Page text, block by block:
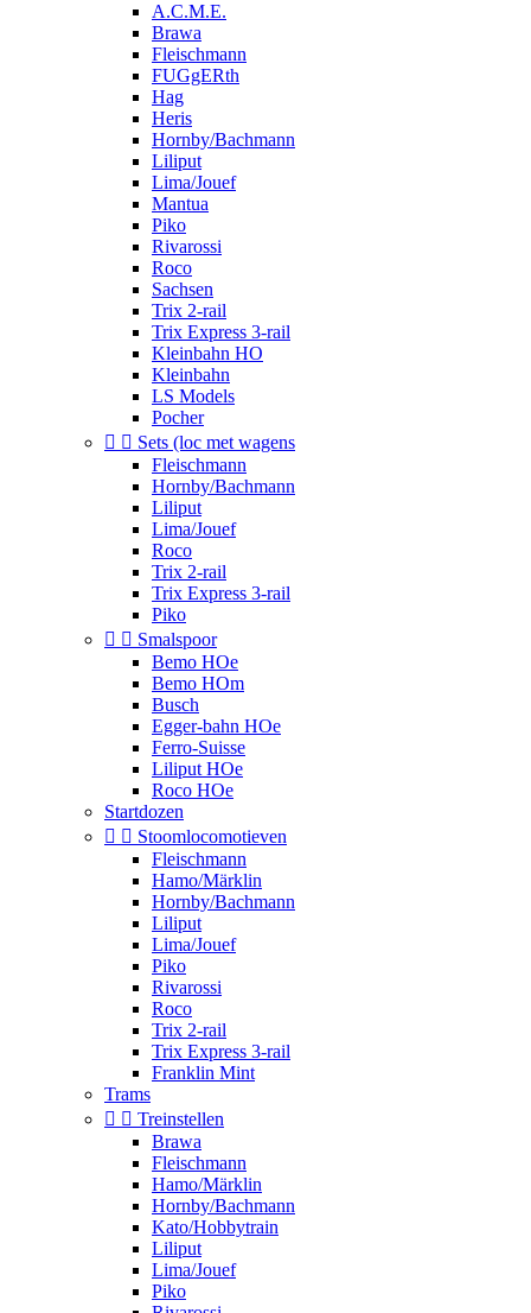
A.C.M.E.
Brawa
Fleischmann
FUGgERth
Hag
Heris
Hornby/Bachmann
Liliput
Lima/Jouef
Mantua
Piko
Rivarossi
Roco
Sachsen
Trix 2-rail
Trix Express 3-rail
Kleinbahn HO
Kleinbahn
LS Models
Pocher
  Sets (loc met wagens
Fleischmann
Hornby/Bachmann
Liliput
Lima/Jouef
Roco
Trix 2-rail
Trix Express 3-rail
Piko
  Smalspoor
Bemo HOe
Bemo HOm
Busch
Egger-bahn HOe
Ferro-Suisse
Liliput HOe
Roco HOe
Startdozen
  Stoomlocomotieven
Fleischmann
Hamo/Märklin
Hornby/Bachmann
Liliput
Lima/Jouef
Piko
Rivarossi
Roco
Trix 2-rail
Trix Express 3-rail
Franklin Mint
Trams
  Treinstellen
Brawa
Fleischmann
Hamo/Märklin
Hornby/Bachmann
Kato/Hobbytrain
Liliput
Lima/Jouef
Piko